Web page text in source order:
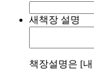
새책장 설명
책장설명은 [